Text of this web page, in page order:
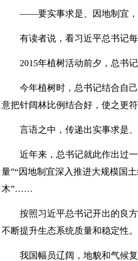
——要实事求是、因地制宜，
有读者说，看习近平总书记
2015年植树活动前夕，总书
今年植树时，总书记结合自
意把针阔林比例结合好，使之更
言语之中，传递出实事求是
近年来，总书记就此作出过
量”“因地制宜深入推进大规模国
木”……
按照习近平总书记开出的良
不断提升生态系统质量和稳定性。
我国幅员辽阔，地貌和气候